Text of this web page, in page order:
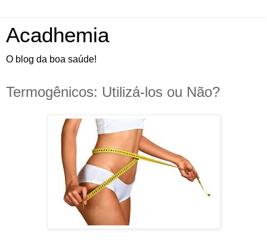
Acadhemia
O blog da boa saúde!
Termogênicos: Utilizá-los ou Não?